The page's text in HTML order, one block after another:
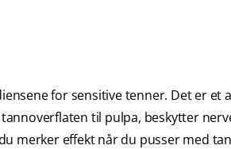
for sensitive tenner. Det er et
til pulpa, beskytter
merker effekt når du pusser med